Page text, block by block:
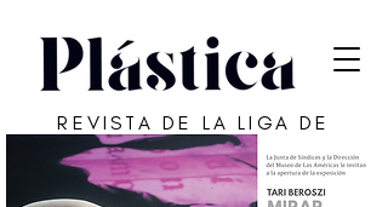
REVISTA DE LA LIGA DE
ARTE DE SAN JUAN